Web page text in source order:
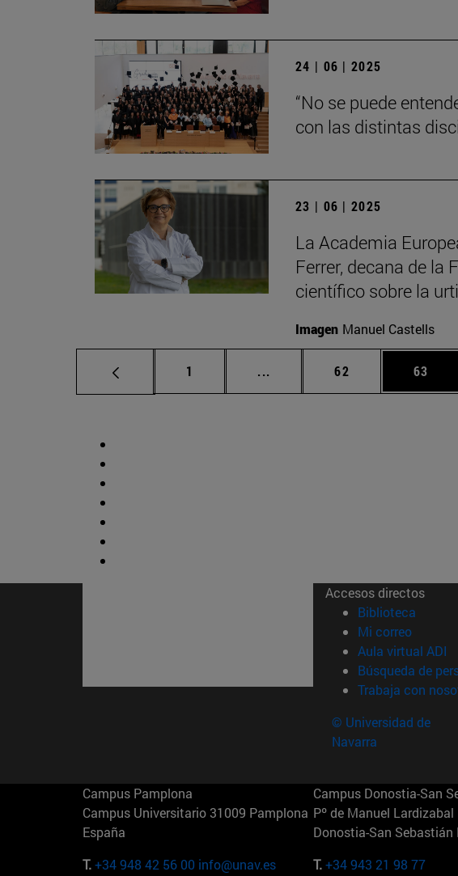
24 | 06 | 2025
“No se puede
con las distintas
23 | 06 | 2025
La Academia
Ferrer, decana de la
científico sobre la
Imagen Manuel Castells
Página
1 ... Páginas intermedias Use TAB
Página
62 Página
63
Accesos directos
Biblioteca (abre
Mi correo(abre
Aula virtual ADI
Búsqueda de
Trabaja con
© Universidad de
Navarra
Campus Pamplona
Campus Universitario 31009 Pamplona
España
T.+34 948 42 56 00 info@unav.es
Campus Donostia-San
Pº de Manuel
Donostia-San Sebastián
T.+34 943 21 98 77